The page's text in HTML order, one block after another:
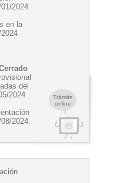
Trámite
online
2024.
en la
del
2024
2024.